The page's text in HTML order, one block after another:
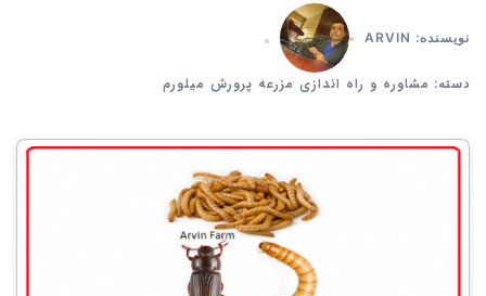
نویسنده: ARVIN
دسته: مشاوره و راه اندازی مزرعه پرورش میلورم